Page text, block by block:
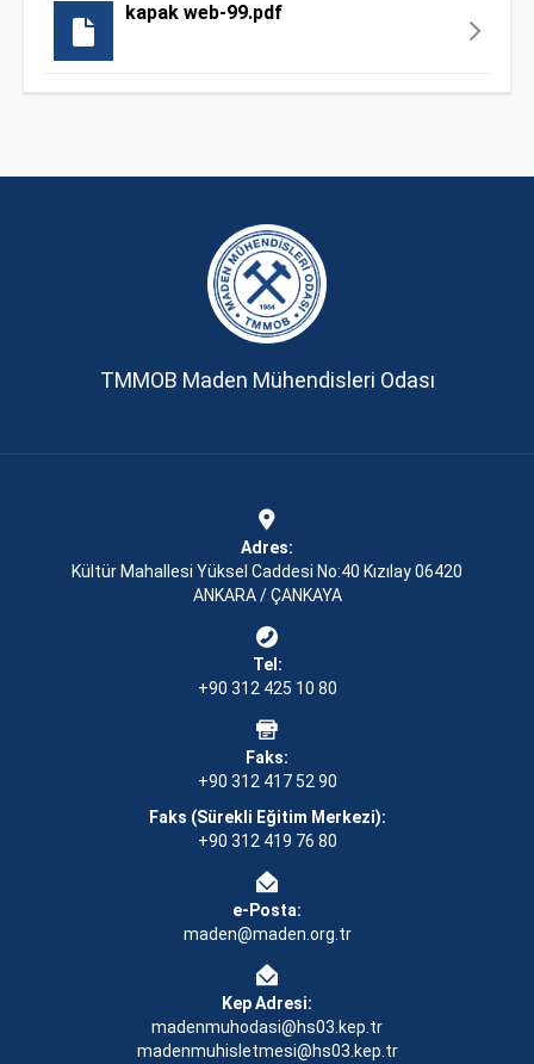
kapak web-99.pdf
TMMOB Maden Mühendisleri Odası
Adres:
Kültür Mahallesi Yüksel Caddesi No:40 Kızılay 06420
ANKARA / ÇANKAYA
Tel:
+90 312 425 10 80
Faks:
+90 312 417 52 90
Faks (Sürekli Eğitim Merkezi):
+90 312 419 76 80
e-Posta:
maden@maden.org.tr
Kep Adresi:
madenmuhodasi@hs03.kep.tr
madenmuhisletmesi@hs03.kep.tr